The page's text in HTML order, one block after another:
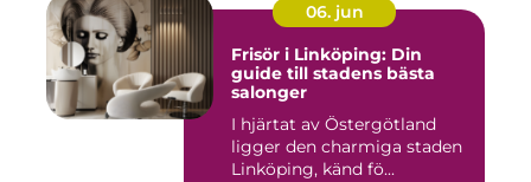
06. jun
Frisör i Linköping: Din
guide till stadens bästa
salonger
I hjärtat av Östergötland
ligger den charmiga staden
Linköping, känd fö...